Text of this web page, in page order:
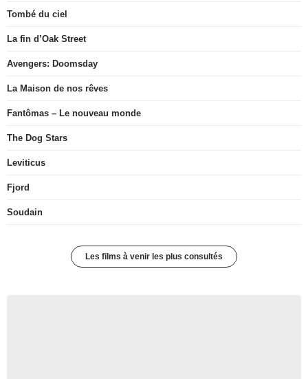
Tombé du ciel
La fin d’Oak Street
Avengers: Doomsday
La Maison de nos rêves
Fantômas – Le nouveau monde
The Dog Stars
Leviticus
Fjord
Soudain
Les films à venir les plus consultés